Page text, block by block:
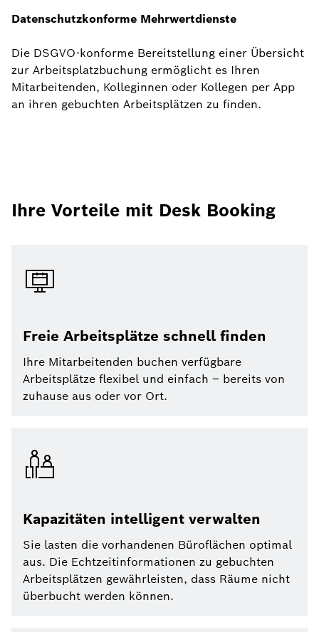
Datenschutzkonforme Mehrwertdienste
Die DSGVO-konforme Bereitstellung einer Übersicht
zur Arbeitsplatzbuchung ermöglicht es Ihren
Mitarbeitenden, Kolleginnen oder Kollegen per App
an ihren gebuchten Arbeitsplätzen zu finden.
Ihre Vorteile mit Desk Booking
Freie Arbeitsplätze schnell finden
Ihre Mitarbeitenden buchen verfügbare
Arbeitsplätze flexibel und einfach – bereits von
zuhause aus oder vor Ort.
Kapazitäten intelligent verwalten
Sie lasten die vorhandenen Büroflächen optimal
aus. Die Echtzeitinformationen zu gebuchten
Arbeitsplätzen gewährleisten, dass Räume nicht
überbucht werden können.